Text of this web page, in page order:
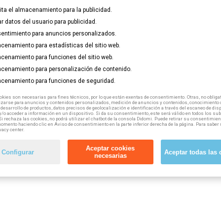
por cuenta ajena) puedes acceder a esta formación gratuita,
haciendo click aquí.
el almacenamiento para la publicidad.
datos del usuario para publicidad.
para anuncios personalizados.
para estadísticas del sitio web.
para funciones del sitio web.
para personalización de contenido.
para funciones de seguridad.
son necesarias para fines técnicos, por lo que están exentas de consentimiento. Otras, no
para anuncios y contenidos personalizados, medición de anuncios y contenidos, conocimiento
de productos, datos precisos de geolocalización e identificación a través del escaneo de
o acceder a información en un dispositivo. Si da su consentimiento, este será válido en todos los
rechaza las cookies, no podrá utilizar el chatbot de la consola Didomi. Puede retirar su
haciendo clic en Aviso de consentimiento en la parte inferior derecha de la página. Para
center.
Configurar
Aceptar cookies
necesarias
Aceptar todas las